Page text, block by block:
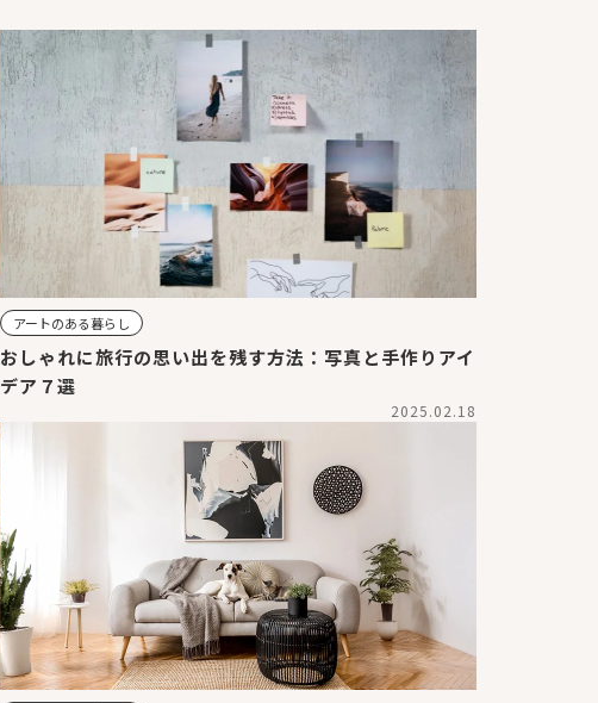
アートのある暮らし
おしゃれに旅行の思い出を残す方法：写真と手作りアイ
デア７選
2025.02.18